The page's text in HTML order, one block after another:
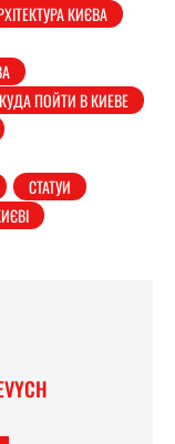
КИЄВА
КУДА ПОЙТИ В КИЕВЕ
СТАТУИ